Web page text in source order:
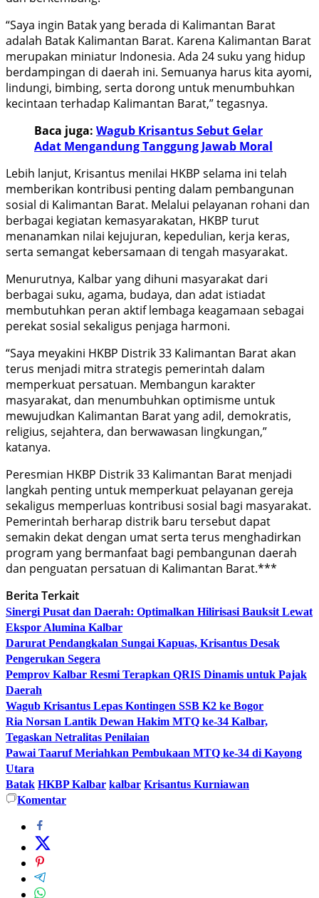
“Saya ingin Batak yang berada di Kalimantan Barat
adalah Batak Kalimantan Barat. Karena Kalimantan Barat
merupakan miniatur Indonesia. Ada 24 suku yang hidup
berdampingan di daerah ini. Semuanya harus kita ayomi,
lindungi, bimbing, serta dorong untuk menumbuhkan
kecintaan terhadap Kalimantan Barat,” tegasnya.
Baca juga: Wagub Krisantus Sebut Gelar
Adat Mengandung Tanggung Jawab Moral
Lebih lanjut, Krisantus menilai HKBP selama ini telah
memberikan kontribusi penting dalam pembangunan
sosial di Kalimantan Barat. Melalui pelayanan rohani dan
berbagai kegiatan kemasyarakatan, HKBP turut
menanamkan nilai kejujuran, kepedulian, kerja keras,
serta semangat kebersamaan di tengah masyarakat.
Menurutnya, Kalbar yang dihuni masyarakat dari
berbagai suku, agama, budaya, dan adat istiadat
membutuhkan peran aktif lembaga keagamaan sebagai
perekat sosial sekaligus penjaga harmoni.
“Saya meyakini HKBP Distrik 33 Kalimantan Barat akan
terus menjadi mitra strategis pemerintah dalam
memperkuat persatuan. Membangun karakter
masyarakat, dan menumbuhkan optimisme untuk
mewujudkan Kalimantan Barat yang adil, demokratis,
religius, sejahtera, dan berwawasan lingkungan,”
katanya.
Peresmian HKBP Distrik 33 Kalimantan Barat menjadi
langkah penting untuk memperkuat pelayanan gereja
sekaligus memperluas kontribusi sosial bagi masyarakat.
Pemerintah berharap distrik baru tersebut dapat
semakin dekat dengan umat serta terus menghadirkan
program yang bermanfaat bagi pembangunan daerah
dan penguatan persatuan di Kalimantan Barat.***
Berita Terkait
Sinergi Pusat dan Daerah: Optimalkan Hilirisasi Bauksit Lewat
Ekspor Alumina Kalbar
Darurat Pendangkalan Sungai Kapuas, Krisantus Desak
Pengerukan Segera
Pemprov Kalbar Resmi Terapkan QRIS Dinamis untuk Pajak
Daerah
Wagub Krisantus Lepas Kontingen SSB K2 ke Bogor
Ria Norsan Lantik Dewan Hakim MTQ ke-34 Kalbar,
Tegaskan Netralitas Penilaian
Pawai Taaruf Meriahkan Pembukaan MTQ ke-34 di Kayong
Utara
Batak HKBP Kalbar kalbar Krisantus Kurniawan
Komentar